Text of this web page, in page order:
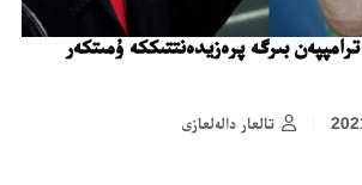
جىلى ترامپپەن بىرگە پرەزيدەنتتىككە ۇمىتكەر
تالعار دالەلعازى